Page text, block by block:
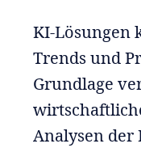
KI-Lösungen
Trends und
Grundlage
Analysen